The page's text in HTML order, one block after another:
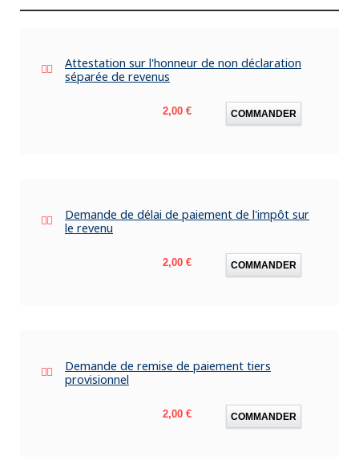
Attestation sur l'honneur de non déclaration
séparée de revenus
Prix
2,00 € COMMANDER
Demande de délai de paiement de l'impôt sur
le revenu
Prix
2,00 € COMMANDER
Demande de remise de paiement tiers
provisionnel
Prix
2,00 € COMMANDER